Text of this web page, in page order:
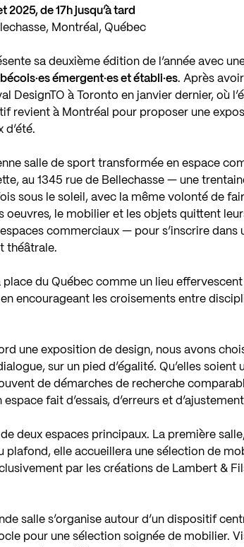
de 17h jusqu’à tard
Montréal, Québec
sa deuxième édition de l’année avec
émergent·es et établi·es. Après
DesignTO à Toronto en janvier dernier, où
revient à Montréal pour proposer une
d’été.
salle de sport transformée en espace
au 1345 rue de Bellechasse — une
sous le soleil, avec la même volonté de
oeuvres, le mobilier et les objets quittent
commerciaux — pour s’inscrire dans
théâtrale.
du Québec comme un lieu
encourageant les croisements entre
une exposition de design, nous avons
sur un pied d’égalité. Qu’elles soient
de démarches de recherche
fait d’essais, d’erreurs et
de deux espaces principaux. La première
plafond, elle accueillera une sélection de
par les créations de Lambert &
salle s’organise autour d’un dispositif
pour une sélection soignée de mobilier.